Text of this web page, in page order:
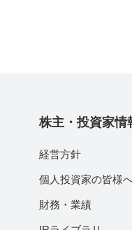
株主・投資家情
経営方針
個人投資家の皆様
財務・業績